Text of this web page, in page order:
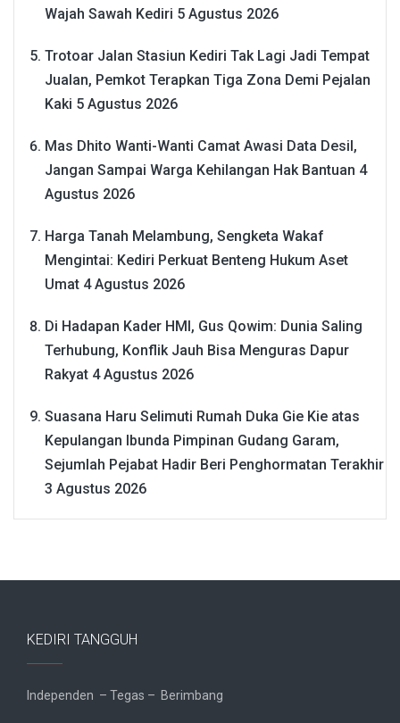
Wajah Sawah Kediri 5 Agustus 2026
Trotoar Jalan Stasiun Kediri Tak Lagi Jadi Tempat
Jualan, Pemkot Terapkan Tiga Zona Demi Pejalan
Kaki 5 Agustus 2026
Mas Dhito Wanti-Wanti Camat Awasi Data Desil,
Jangan Sampai Warga Kehilangan Hak Bantuan 4
Agustus 2026
Harga Tanah Melambung, Sengketa Wakaf
Mengintai: Kediri Perkuat Benteng Hukum Aset
Umat 4 Agustus 2026
Di Hadapan Kader HMI, Gus Qowim: Dunia Saling
Terhubung, Konflik Jauh Bisa Menguras Dapur
Rakyat 4 Agustus 2026
Suasana Haru Selimuti Rumah Duka Gie Kie atas
Kepulangan Ibunda Pimpinan Gudang Garam,
Sejumlah Pejabat Hadir Beri Penghormatan Terakhir
3 Agustus 2026
KEDIRI TANGGUH
Independen – Tegas – Berimbang